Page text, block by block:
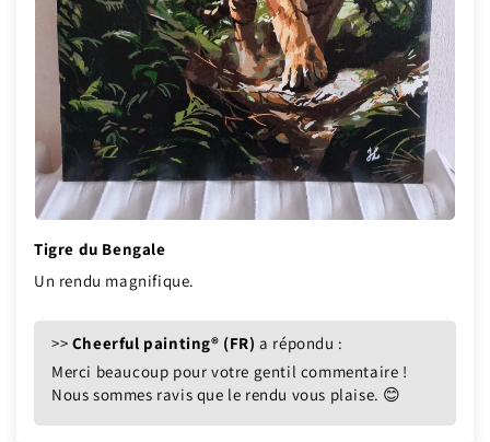
Tigre du Bengale
Un rendu magnifique.
>> Cheerful painting® (FR) a répondu :
Merci beaucoup pour votre gentil commentaire !
Nous sommes ravis que le rendu vous plaise. 😊